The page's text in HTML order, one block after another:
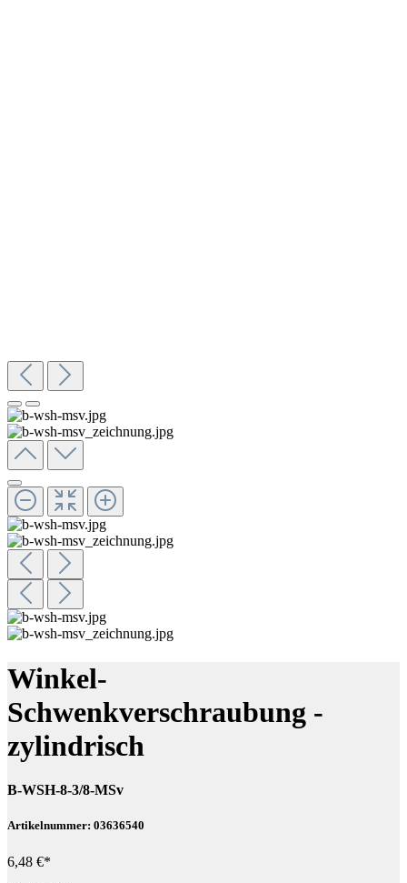
Winkel-
Schwenkverschraubung -
zylindrisch
B-WSH-8-3/8-MSv
Artikelnummer: 03636540
6,48 €*